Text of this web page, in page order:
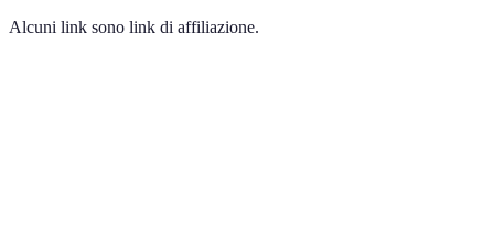
Alcuni link sono link di affiliazione.